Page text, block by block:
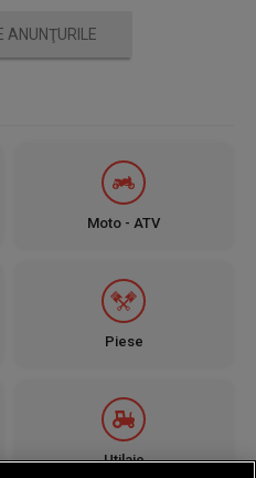
ANUNŢURILE
Moto - ATV
Piese
Utilaje